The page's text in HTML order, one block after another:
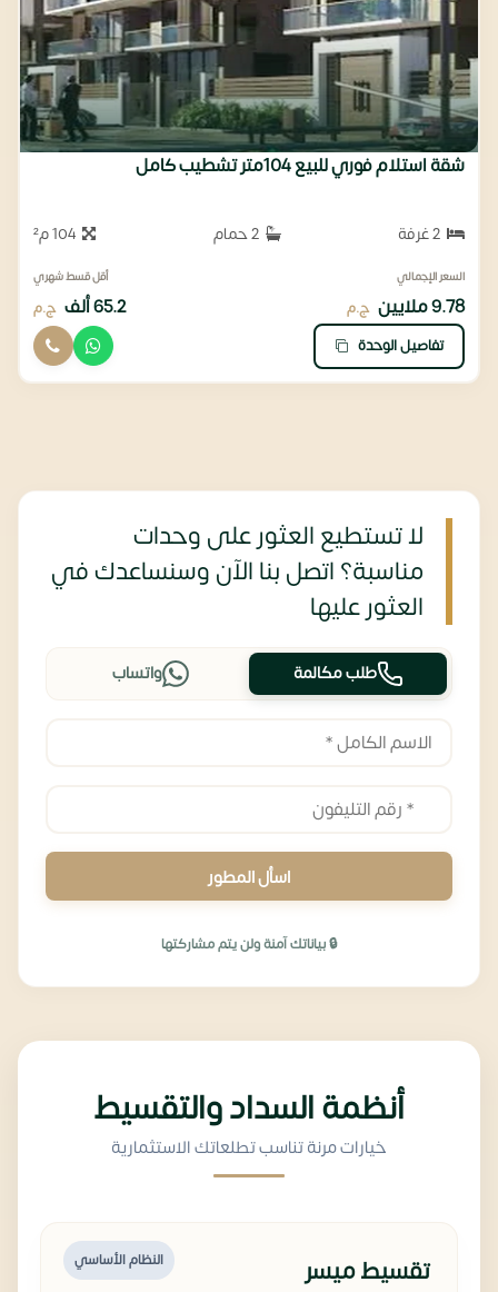
شقة استلام فوري للبيع 104متر تشطيب كامل
2 حمام 104 م²
السعر الإجمالي
9.78 ملايين ج.م
أقل قسط شهري
65.2 ألف ج.م
تفاصيل الوحدة
لا تستطيع العثور على وحدات
مناسبة؟ اتصل بنا الآن وسنساعدك في
العثور عليها
طلب مكالمة واتساب
اسأل المطور
🔒 بياناتك آمنة ولن يتم مشاركتها
أنظمة السداد والتقسيط
خيارات مرنة تناسب تطلعاتك الاستثمارية
النظام الأساسي تقسيط ميسر